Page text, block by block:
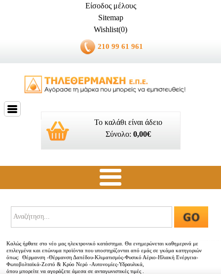
210 99 61 961
Είσοδος μέλους
Sitemap
Wishlist(0)
Το καλάθι είναι άδειο
Σύνολο: 0,00€
Αντιπροσωπείες
Εμπορικοί συνεργάτες
Τα νέα μας
Καλώς ήρθατε στο νέο μας ηλεκτρονικό κατάστημα. Θα ενημερώνεται καθημερινά με
επιλεγμένα και επώνυμα προϊόντα που υποστηρίζονται από εμάς σε γκάμα κατηγοριών
όπως: Θέρμανση -Θέρμανση Δαπέδου-Κλιματισμός-Φυσικό Αέριο-Ηλιακή Ενέργεια-
Φωτοβολταϊκά-Ζεστό & Κρύο Νερό -Αυτονομίες-Υδραυλικά,
όπου μπορείτε να αγοράζετε άμεσα σε ανταγωνιστικές τιμές .